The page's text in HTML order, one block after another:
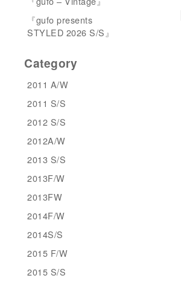
『gufo presents
STYLED 2026 S/S』
Category
2011 A/W
2011 S/S
2012 S/S
2012A/W
2013 S/S
2013F/W
2013FW
2014F/W
2014S/S
2015 F/W
2015 S/S